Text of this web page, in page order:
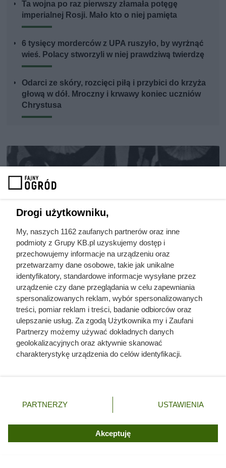
Ta wojna po raz pierwszy złamała potęgę
imperialnej Rosji. Mało kto o niej pamięta
6 tysięcy morderców z UPA ruszyło, by wyrżnąć
wieś. Polacy stworzyli w niej prawdziwą twierdzę
Odarci ze skóry, rozcięci piłą i przybici do krzyża
głową w dół. Mroczny i krwawy koniec uczniów
Chrystusa
Doprowadził do śmierci większej
liczby ludzi niż Hitler i Stalin
razem wzięci. Mimo to czczą go
jako bohatera
Drogi użytkowniku,
My, naszych 1162 zaufanych partnerów oraz inne
podmioty z Grupy KB.pl uzyskujemy dostęp i
przechowujemy informacje na urządzeniu oraz
przetwarzamy dane osobowe, takie jak unikalne
identyfikatory, standardowe informacje wysyłane przez
urządzenie czy dane przeglądania w celu zapewniania
spersonalizowanych reklam, wybór spersonalizowanych
treści, pomiar reklam i treści, badanie odbiorców oraz
ulepszanie usług. Za zgodą Użytkownika my i Zaufani
Partnerzy możemy używać dokładnych danych
geolokalizacyjnych oraz aktywnie skanować
charakterystykę urządzenia do celów identyfikacji.
zmienić/wycofać klikając przycisk ustawień prywatności
znajdujący się w lewym dolnym rogu strony. Niektóre
użytkownika, ale masz prawo sprzeciwić się takiemu
przetwarzaniu. Preferencje będą miały zastosowania tylko
PARTNERZY USTAWIENIA
Akceptuję